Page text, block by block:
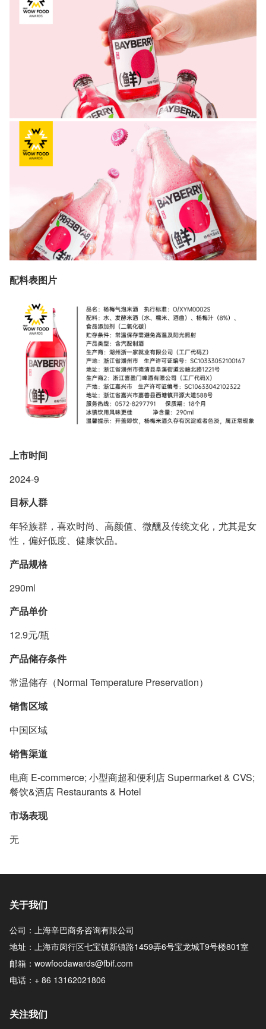
配料表图片
上市时间
2024-9
目标人群
年轻族群，喜欢时尚、高颜值、微醺及传统文化，尤其是女
性，偏好低度、健康饮品。
产品规格
290ml
产品单价
12.9元/瓶
产品储存条件
常温储存（Normal Temperature Preservation）
销售区域
中国区域
销售渠道
电商 E-commerce; 小型商超和便利店 Supermarket & CVS;
餐饮&酒店 Restaurants & Hotel
市场表现
无
关于我们
公司：上海辛巴商务咨询有限公司
地址：上海市闵行区七宝镇新镇路1459弄6号宝龙城T9号楼801室
邮箱：wowfoodawards@fbif.com
电话：+ 86 13162021806
关注我们